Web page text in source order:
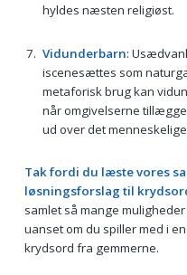
hyldes næsten religiøst.
Vidunderbarn:
iscenesættes som
metaforisk brug kan
når omgivelserne
ud over det
Tak fordi du læste vores
løsningsforslag til
samlet så mange
uanset om du spiller med i
krydsord fra gemmerne.